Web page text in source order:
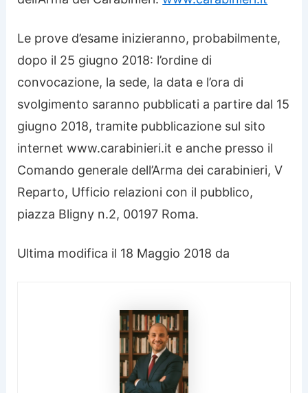
Le prove d’esame inizieranno, probabilmente,
dopo il 25 giugno 2018: l’ordine di
convocazione, la sede, la data e l’ora di
svolgimento saranno pubblicati a partire dal 15
giugno 2018, tramite pubblicazione sul sito
internet www.carabinieri.it e anche presso il
Comando generale dell’Arma dei carabinieri, V
Reparto, Ufficio relazioni con il pubblico,
piazza Bligny n.2, 00197 Roma.
Ultima modifica il 18 Maggio 2018 da